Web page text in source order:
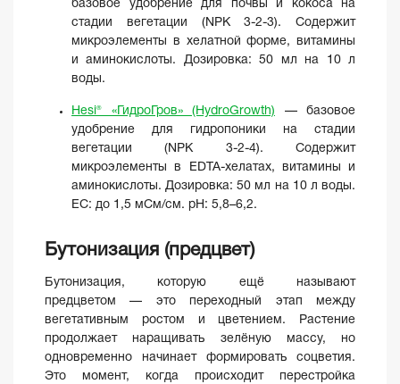
базовое удобрение для почвы и кокоса на
стадии вегетации (NPK 3-2-3). Содержит
микроэлементы в хелатной форме, витамины
и аминокислоты. Дозировка: 50 мл на 10 л
воды.
Hesi® «ГидроГров» (HydroGrowth) — базовое
удобрение для гидропоники на стадии
вегетации (NPK 3-2-4). Содержит
микроэлементы в EDTA-хелатах, витамины и
аминокислоты. Дозировка: 50 мл на 10 л воды.
EC: до 1,5 мСм/см. pH: 5,8–6,2.
Бутонизация (предцвет)
Бутонизация, которую ещё называют
предцветом — это переходный этап между
вегетативным ростом и цветением. Растение
продолжает наращивать зелёную массу, но
одновременно начинает формировать соцветия.
Это момент, когда происходит перестройка